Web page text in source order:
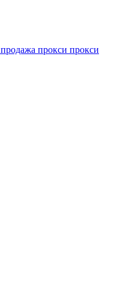
продажа прокси прокси